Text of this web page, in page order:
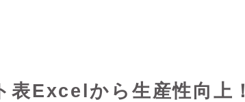
表Excelから生産性向上！